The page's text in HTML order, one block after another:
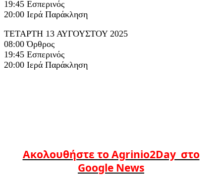
19:45 Εσπερινός
20:00 Ιερά Παράκληση
ΤΕΤΑΡΤΗ 13 ΑΥΓΟΥΣΤΟΥ 2025
08:00 Όρθρος
19:45 Εσπερινός
20:00 Ιερά Παράκληση
Ακολουθήστε το Agrinio2Day στο
Google News